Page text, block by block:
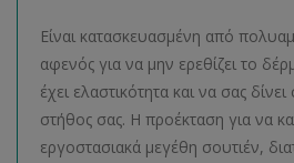
Είναι κατασκευασμένη από
αφενός για να μην ερεθίζει το
έχει ελαστικότητα και να σας
στήθος σας. Η προέκταση για να
εργοστασιακά μεγέθη σουτιέν,